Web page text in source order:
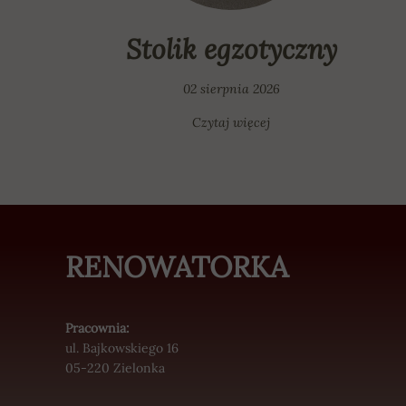
Stolik egzotyczny
02 sierpnia 2026
Czytaj więcej
RENOWATORKA
Pracownia:
ul. Bajkowskiego 16
05-220 Zielonka